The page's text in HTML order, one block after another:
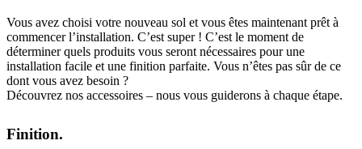
Vous avez choisi votre nouveau sol et vous êtes maintenant prêt à
commencer l’installation. C’est super ! C’est le moment de
déterminer quels produits vous seront nécessaires pour une
installation facile et une finition parfaite. Vous n’êtes pas sûr de ce
dont vous avez besoin ?
Découvrez nos accessoires – nous vous guiderons à chaque étape.
Finition.